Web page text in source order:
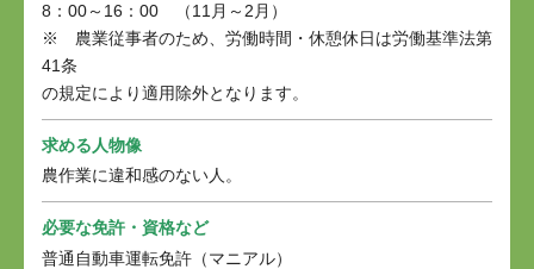
8：00～16：00 （11月～2月）
※ 農業従事者のため、労働時間・休憩休日は労働基準法第
41条
の規定により適用除外となります。
求める人物像
農作業に違和感のない人。
必要な免許・資格など
普通自動車運転免許（マニアル）